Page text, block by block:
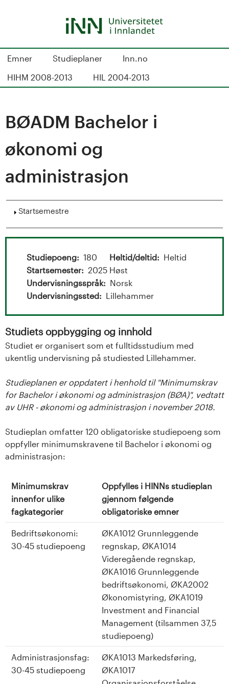
S
d
k
t
g
U
n
v
e
r
t
Emner Studieplaner
Inn.no
HIHM 2008-2013
HIL 2004-2013
BØADM Bachelor i
økonomi og
administrasjon
Vis
Startsemestre
Studiepoeng 180 Heltid/deltid
Heltid
Startsemester
2025 Høst
Undervisningsspråk
Norsk
Undervisningssted
Lillehammer
Studiets oppbygging og innhold
Studiet er organisert som et fulltidsstudium med
ukentlig undervisning på studiested Lillehammer.
Studieplanen er oppdatert i henhold til "Minimumskrav
for Bachelor i økonomi og administrasjon (BØA)", vedtatt
av UHR - økonomi og administrasjon i november 2018.
Studieplan omfatter 120 obligatoriske studiepoeng som
oppfyller minimumskravene til Bachelor i økonomi og
administrasjon:
Minimumskrav
innenfor ulike
fagkategorier
Oppfylles i HINNs studieplan
gjennom følgende
obligatoriske emner
Bedriftsøkonomi:
30-45 studiepoeng
ØKA1012 Grunnleggende
regnskap, ØKA1014
Videregående regnskap,
ØKA1016 Grunnleggende
bedriftsøkonomi, ØKA2002
Økonomistyring, ØKA1019
Investment and Financial
Management (tilsammen 37,5
studiepoeng)
Administrasjonsfag:
30-45 studiepoeng
ØKA1013 Markedsføring,
ØKA1017